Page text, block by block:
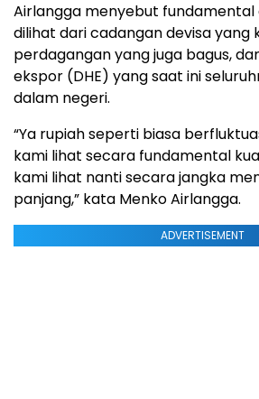
Airlangga menyebut fundamental
dilihat dari cadangan devisa yang
perdagangan yang juga bagus,
ekspor (DHE) yang saat ini
dalam negeri.
“Ya rupiah seperti biasa
kami lihat secara fundamental
kami lihat nanti secara jangka
panjang,” kata Menko Airlangga.
ADVERTISEMENT